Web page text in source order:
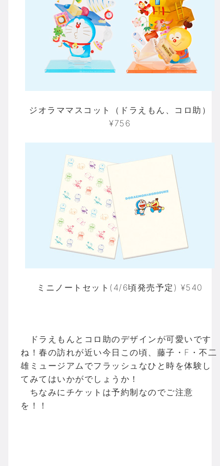
ジオラママスコット（ドラえもん、コロ助）
¥756
ミニノートセット(4/6頃発売予定) ¥540
ドラえもんとコロ助のデザインが可愛いです
ね！春の訪れが近い今日この頃、藤子・F・不二
雄ミュージアムでフラッシュなひと時を体験し
てみてはいかがでしょうか！
ちなみにチケットは予約制なのでご注意
を！！